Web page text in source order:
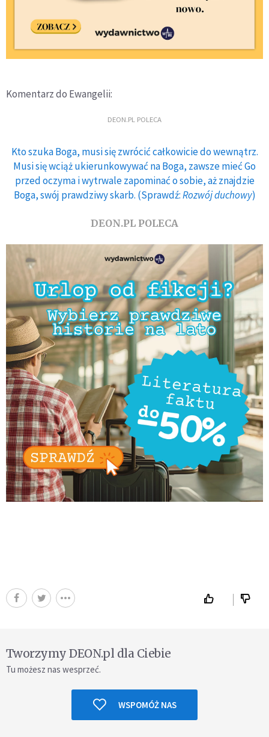
Komentarz do Ewangelii:
DEON.PL POLECA
Kto szuka Boga, musi się zwrócić całkowicie do wewnątrz.
Musi się wciąż ukierunkowywać na Boga, zawsze mieć Go
przed oczyma i wytrwale zapominać o sobie, aż znajdzie
Boga, swój prawdziwy skarb. (Sprawdź:Rozwój duchowy)
DEON.PL POLECA
Tworzymy DEON.pl dla Ciebie
Tu możesz nas wesprzeć.
WSPOMÓŻ NAS